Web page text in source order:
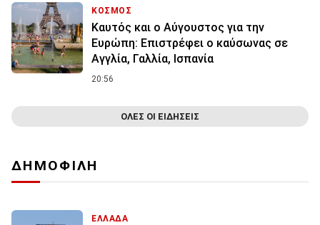
ΚΟΣΜΟΣ
Καυτός και ο Αύγουστος για την
Ευρώπη: Επιστρέφει ο καύσωνας σε
Αγγλία, Γαλλία, Ισπανία
20:56
ΟΛΕΣ ΟΙ ΕΙΔΗΣΕΙΣ
ΔΗΜΟΦΙΛΗ
ΕΛΛΑΔΑ